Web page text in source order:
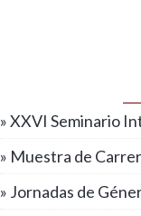
» XXVI Seminario
» Muestra de
» Jornadas de